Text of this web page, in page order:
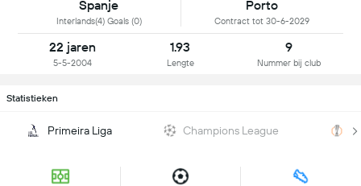
Spanje
Interlands(4) Goals (0)
Porto
Contract tot 30-6-2029
22 jaren
5-5-2004
1.93
Lengte
9
Nummer bij club
Statistieken
Primeira Liga Champions League